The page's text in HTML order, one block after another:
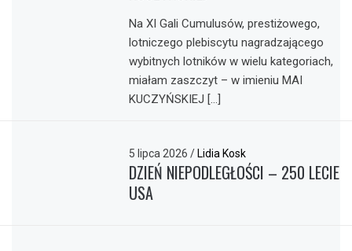
Na XI Gali Cumulusów, prestiżowego,
lotniczego plebiscytu nagradzającego
wybitnych lotników w wielu kategoriach,
miałam zaszczyt – w imieniu MAI
KUCZYŃSKIEJ […]
5 lipca 2026/ Lidia Kosk
DZIEŃ NIEPODLEGŁOŚCI – 250 LECIE
USA